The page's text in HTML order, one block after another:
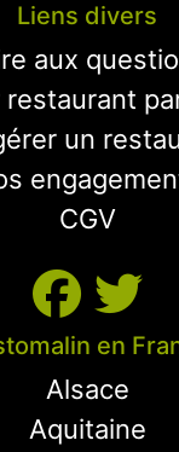
Liens divers
aux
restaurant
un
CGV
en
Alsace
Aquitaine